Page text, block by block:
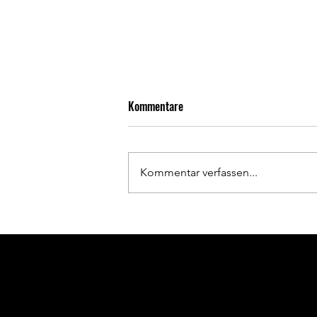
mit Torfestival in die
Kommentare
Kommentar verfassen...